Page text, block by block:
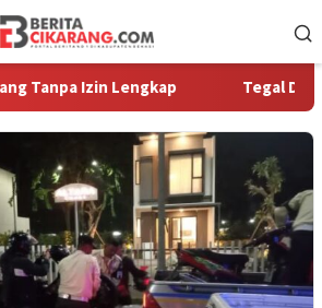
Izin Lengkap Tegal Danas